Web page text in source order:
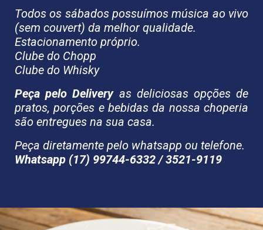
Todos os sábados possuímos música ao vivo
(sem couvert) da melhor qualidade.
Estacionamento próprio.
Clube do Chopp
Clube do Whisky
Peça pelo Deliveryas deliciosas opções de
pratos, porções e bebidas da nossa choperia
são entregues na sua casa.
Peça diretamente pelo whatsapp ou telefone.
Whatsapp (17) 99744-6332 / 3521-9119